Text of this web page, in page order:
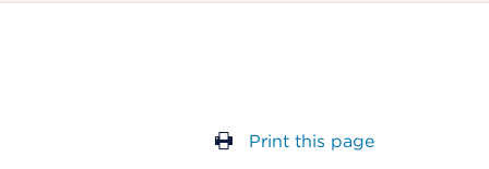
Print this page